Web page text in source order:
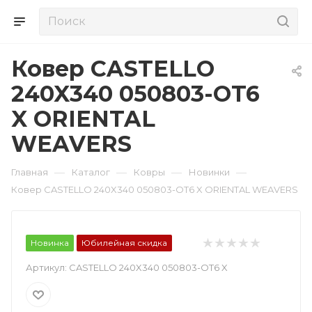
Ковер CASTELLO
240X340 050803-OT6
X ORIENTAL
WEAVERS
Главная — Каталог — Ковры — Новинки —
Ковер CASTELLO 240X340 050803-OT6 X ORIENTAL WEAVERS
Новинка Юбилейная скидка
Артикул: CASTELLO 240X340 050803-OT6 X